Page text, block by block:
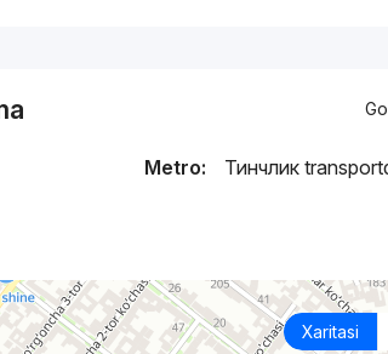
Metro: Тинчлик
Xaritasi